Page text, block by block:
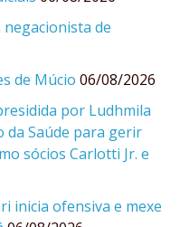
de
de Múcio 06/08/2026
por Ludhmila
da Saúde para gerir
sócios Carlotti Jr. e
inicia ofensiva e mexe